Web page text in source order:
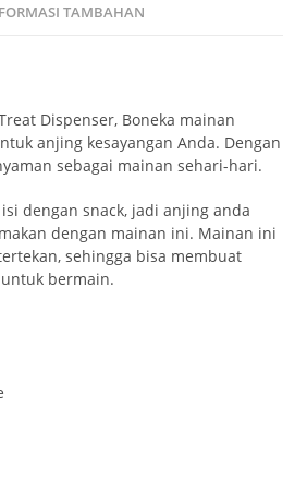
TAMBAHAN
Dispenser, Boneka mainan
anjing kesayangan Anda. Dengan
sebagai mainan sehari-hari.
dengan snack, jadi anjing anda
dengan mainan ini. Mainan ini
sehingga bisa membuat
bermain.